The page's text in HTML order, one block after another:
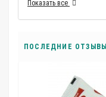
Показать все
ПОСЛЕДНИЕ ОТЗЫВЫ